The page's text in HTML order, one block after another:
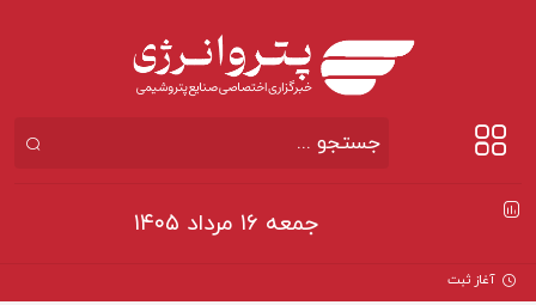
جمعه ۱۶ مرداد ۱۴۰۵
آغاز ثبت‌نام بزرگ‌